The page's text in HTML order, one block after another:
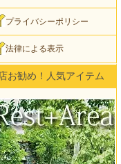
プライバシーポリシー
法律による表示
お勧め！人気アイテム